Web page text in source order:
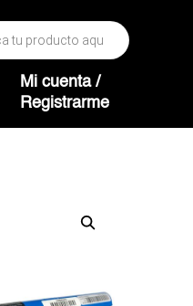
Mi cuenta /
Registrarme